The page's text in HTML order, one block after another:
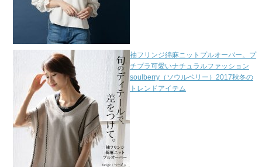
袖フリンジ綿麻ニットプルオーバー。プ
チプラ可愛いナチュラルファッション
soulberry（ソウルベリー）2017秋冬の
トレンドアイテム